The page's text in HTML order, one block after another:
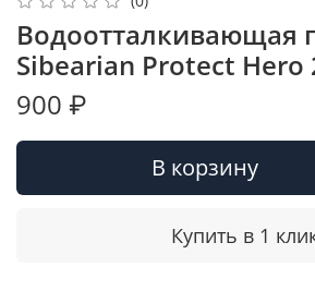
Водоотталкивающая
Sibearian Protect Hero
900 ₽
В корзину
Купить в 1